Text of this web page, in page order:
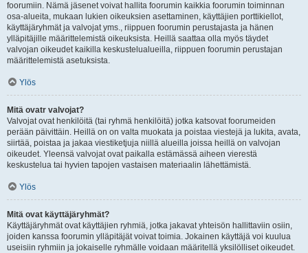
foorumiin. Nämä jäsenet voivat hallita foorumin kaikkia foorumin toiminnan
osa-alueita, mukaan lukien oikeuksien asettaminen, käyttäjien porttikiellot,
käyttäjäryhmät ja valvojat yms., riippuen foorumin perustajasta ja hänen
ylläpitäjille määrittelemistä oikeuksista. Heillä saattaa olla myös täydet
valvojan oikeudet kaikilla keskustelualueilla, riippuen foorumin perustajan
määrittelemistä asetuksista.
Ylös
Mitä ovatr valvojat?
Valvojat ovat henkilöitä (tai ryhmä henkilöitä) jotka katsovat foorumeiden
perään päivittäin. Heillä on on valta muokata ja poistaa viestejä ja lukita, avata,
siirtää, poistaa ja jakaa viestiketjuja niillä alueilla joissa heillä on valvojan
oikeudet. Yleensä valvojat ovat paikalla estämässä aiheen vierestä
keskustelua tai hyvien tapojen vastaisen materiaalin lähettämistä.
Ylös
Mitä ovat käyttäjäryhmät?
Käyttäjäryhmät ovat käyttäjien ryhmiä, jotka jakavat yhteisön hallittaviin osiin,
joiden kanssa foorumin ylläpitäjät voivat toimia. Jokainen käyttäjä voi kuulua
useisiin ryhmiin ja jokaiselle ryhmälle voidaan määritellä yksilölliset oikeudet.